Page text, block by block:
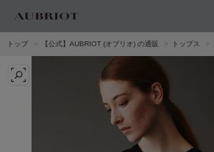
トップ 【公式】AUBRIOT (オブリオ) の通販 トップス